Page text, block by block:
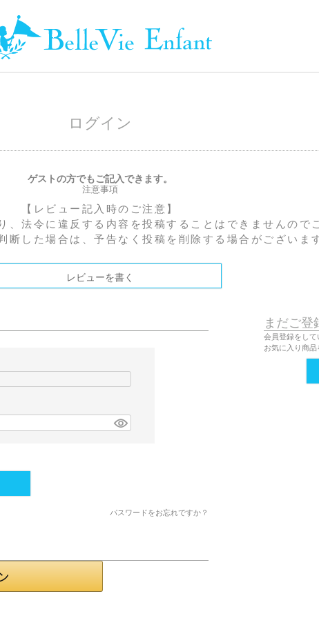
ログイン
ゲストの方でもご記入できます。
注意事項
【レビュー記入時のご注意】
、法令に違反する内容を投稿することはできませんので
断した場合は、予告なく投稿を削除する場合がございま
レビューを書く
パスワードをお忘れですか？
まだご登
会員登録をして
お気に入り商品